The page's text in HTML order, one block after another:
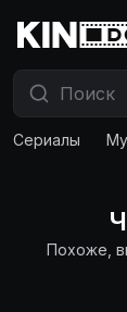
Сериалы
Похоже,